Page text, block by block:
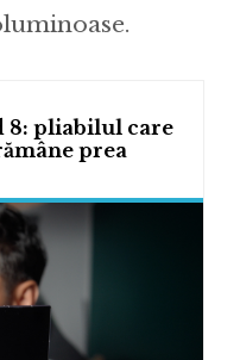
8: pliabilul care
prea